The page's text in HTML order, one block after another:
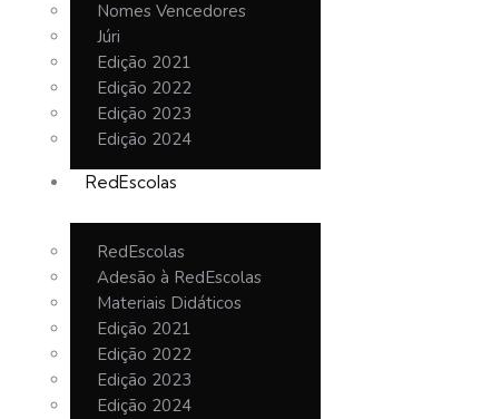
Nomes Vencedores
Júri
Edição 2021
Edição 2022
Edição 2023
Edição 2024
RedEscolas
RedEscolas
Adesão à RedEscolas
Materiais Didáticos
Edição 2021
Edição 2022
Edição 2023
Edição 2024